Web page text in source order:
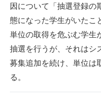
企業向けIT製品の総合サイト
IT製品の技術・比較・事例
製造業のIT導入・活用を支援
モノづくり技術者専門サイ
因について「抽選登録の
態になった学生がいたこ
単位の取得を危ぶむ学生
抽選を行うが、それはシ
募集追加を続け、単位は
る。